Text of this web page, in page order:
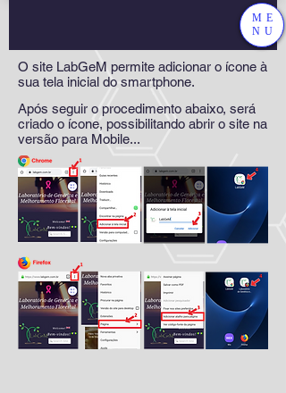
ME
NU
O site LabGeM permite adicionar o ícone à
sua tela inicial do smartphone.
Após seguir o procedimento abaixo, será
criado o ícone, possibilitando abrir o site na
versão para Mobile...